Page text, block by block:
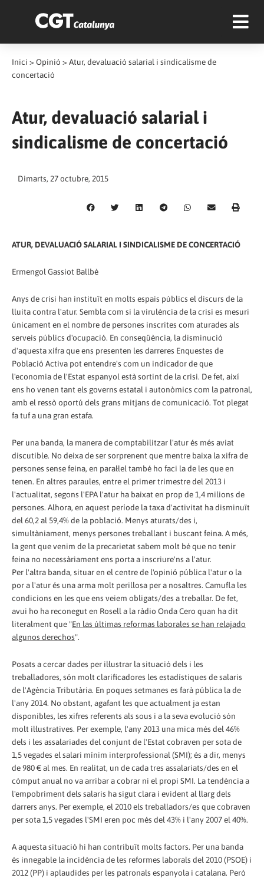
Inici > Opinió > Atur, devaluació salarial i sindicalisme de
concertació
Atur, devaluació salarial i
sindicalisme de concertació
Dimarts, 27 octubre, 2015
ATUR, DEVALUACIÓ SALARIAL I SINDICALISME DE CONCERTACIÓ
Ermengol Gassiot Ballbè
Anys de crisi han instituït en molts espais públics el discurs de la
lluita contra l'atur. Sembla com si la virulència de la crisi es mesuri
únicament en el nombre de persones inscrites com aturades als
serveis públics d'ocupació. En conseqüència, la disminució
d'aquesta xifra que ens presenten les darreres Enquestes de
Població Activa pot entendre's com un indicador de que
l'economia de l'Estat espanyol està sortint de la crisi. De fet, així
ens ho venen tant els governs estatal i autonòmics com la patronal,
amb el ressò oportú dels grans mitjans de comunicació. Tot plegat
fa tuf a una gran estafa.
Per una banda, la manera de comptabilitzar l'atur és més aviat
discutible. No deixa de ser sorprenent que mentre baixa la xifra de
persones sense feina, en paral·lel també ho faci la de les que en
tenen. En altres paraules, entre el primer trimestre del 2013 i
l'actualitat, segons l'EPA l'atur ha baixat en prop de 1,4 milions de
persones. Alhora, en aquest període la taxa d'activitat ha disminuït
del 60,2 al 59,4% de la població. Menys aturats/des i,
simultàniament, menys persones treballant i buscant feina. A més,
la gent que venim de la precarietat sabem molt bé que no tenir
feina no necessàriament ens porta a inscriure'ns a l'atur.
Per l'altra banda, situar en el centre de l'opinió pública l'atur o la
por a l'atur és una arma molt perillosa per a nosaltres. Camufla les
condicions en les que ens veiem obligats/des a treballar. De fet,
avui ho ha reconegut en Rosell a la ràdio Onda Cero quan ha dit
literalment que "En las últimas reformas laborales se han relajado
algunos derechos".
Posats a cercar dades per il·lustrar la situació dels i les
treballadores, són molt clarificadores les estadístiques de salaris
de l'Agència Tributària. En poques setmanes es farà pública la de
l'any 2014. No obstant, agafant les que actualment ja estan
disponibles, les xifres referents als sous i a la seva evolució són
molt il·lustratives. Per exemple, l'any 2013 una mica més del 46%
dels i les assalariades del conjunt de l'Estat cobraven per sota de
1,5 vegades el salari mínim interprofessional (SMI); és a dir, menys
de 980 € al mes. En realitat, un de cada tres assalariats/des en el
còmput anual no va arribar a cobrar ni el propi SMI. La tendència a
l'empobriment dels salaris ha sigut clara i evident al llarg dels
darrers anys. Per exemple, el 2010 els treballadors/es que cobraven
per sota 1,5 vegades l'SMI eren poc més del 43% i l'any 2007 el 40%.
A aquesta situació hi han contribuït molts factors. Per una banda
és innegable la incidència de les reformes laborals del 2010 (PSOE) i
2012 (PP) i aplaudides per les patronals espanyola i catalana. Però